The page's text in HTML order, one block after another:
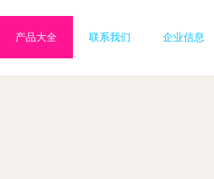
产品大全 联系我们 企业信息